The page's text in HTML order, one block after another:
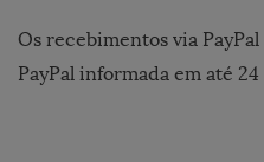
Os recebimentos via
PayPal informada em até